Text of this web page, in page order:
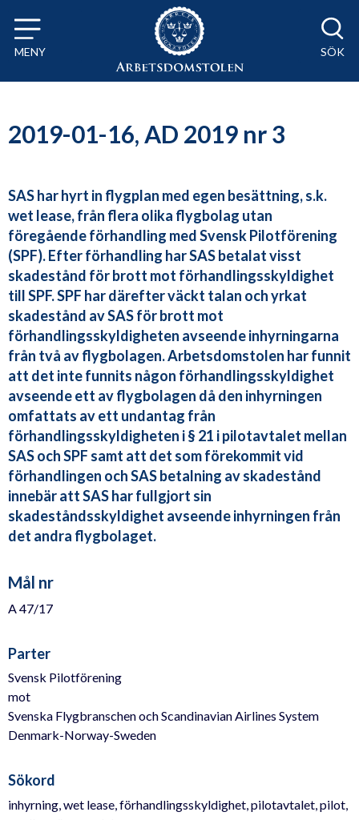
Till innehåll på sidan x
MENY SÖK
2019-01-16, AD 2019 nr 3
SAS har hyrt in flygplan med egen besättning, s.k.
wet lease, från flera olika flygbolag utan
föregående förhandling med Svensk Pilotförening
(SPF). Efter förhandling har SAS betalat visst
skadestånd för brott mot förhandlingsskyldighet
till SPF. SPF har därefter väckt talan och yrkat
skadestånd av SAS för brott mot
förhandlingsskyldigheten avseende inhyrningarna
från två av flygbolagen. Arbetsdomstolen har funnit
att det inte funnits någon förhandlingsskyldighet
avseende ett av flygbolagen då den inhyrningen
omfattats av ett undantag från
förhandlingsskyldigheten i § 21 i pilotavtalet mellan
SAS och SPF samt att det som förekommit vid
förhandlingen och SAS betalning av skadestånd
innebär att SAS har fullgjort sin
skadeståndsskyldighet avseende inhyrningen från
det andra flygbolaget.
Mål nr
A 47/17
Parter
Svensk Pilotförening
mot
Svenska Flygbranschen och Scandinavian Airlines System
Denmark-Norway-Sweden
Sökord
inhyrning, wet lease, förhandlingsskyldighet, pilotavtalet, pilot,